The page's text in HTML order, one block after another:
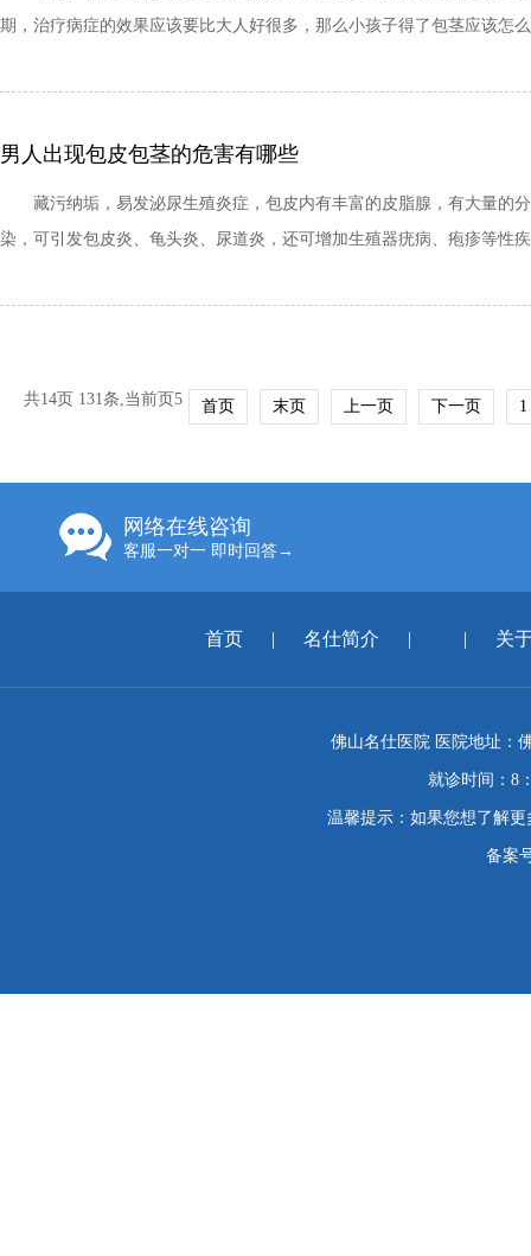
期，治疗病症的效果应该要比大人好很多，那么小孩子得了包茎应该怎
男人出现包皮包茎的危害有哪些
藏污纳垢，易发泌尿生殖炎症，包皮内有丰富的皮脂腺，有大量的
染，可引发包皮炎、龟头炎、尿道炎，还可增加生殖器疣病、疱疹等性
共14页 131条,当前页5 首页 末页 上一页 下一页 1
网络在线咨询
客服一对一 即时回答→
首页 | 名仕简介 | | 关
佛山名仕医院 医院地址：
就诊时间：8
温馨提示：如果您想了解
备案